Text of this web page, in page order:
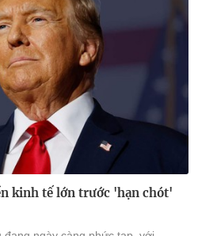
kinh tế lớn trước 'hạn chót'